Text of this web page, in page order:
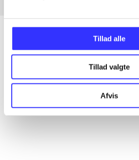
Tillad alle
Tillad valgte
Afvis
Alle registrerede artikler fordelt på